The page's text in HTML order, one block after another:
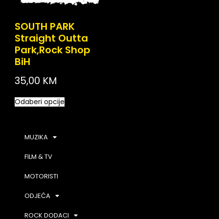
SOUTH PARK
Straight Outta
Park,Rock Shop
BiH
35,00 KM
Odaberi opcije
MUZIKA
FILM & TV
MOTORISTI
ODJEĆA
ROCK DODACI